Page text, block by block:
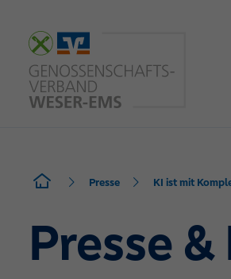
Presse KI ist mit
Presse